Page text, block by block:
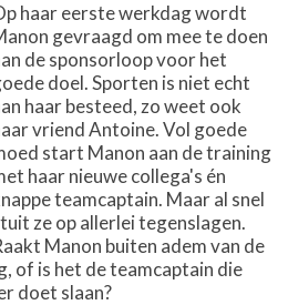
haar eerste werkdag wordt
gevraagd om mee te doen
de sponsorloop voor het
doel. Sporten is niet echt
haar besteed, zo weet ook
vriend Antoine. Vol goede
start Manon aan de training
haar nieuwe collega's én
teamcaptain. Maar al snel
ze op allerlei tegenslagen.
Manon buiten adem van de
of is het de teamcaptain die
doet slaan?